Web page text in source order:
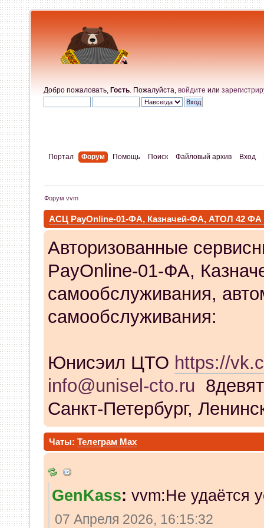
Добро пожаловать, Гость . Пожалуйста, войдите или
Портал Форум Помощь Поиск Файловый архив Вход
Форум vvm
АСЦ PayOnline-01-ФА, Казначей-ФА, АТОЛ 42 ФА
Авторизованные
PayOnline-01-ФА,
самообслуживания,
самообслуживания:
Юнисэил ЦТО https://
info@unisel-cto.ru
Санкт-Петербург,
Чаты:Телеграм Max
GenKass: vvm:Не удаётся
07 Апреля 2026, 16:15:32